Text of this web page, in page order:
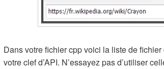
Dans votre fichier cpp voici la liste de
votre clef d’API. N’essayez pas d’utiliser